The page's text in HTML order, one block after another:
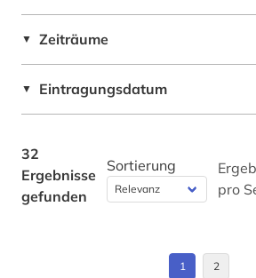
▼ Zeiträume
▼ Eintragungsdatum
32
Ergebnisse
gefunden
Sortierung
pro
1 2